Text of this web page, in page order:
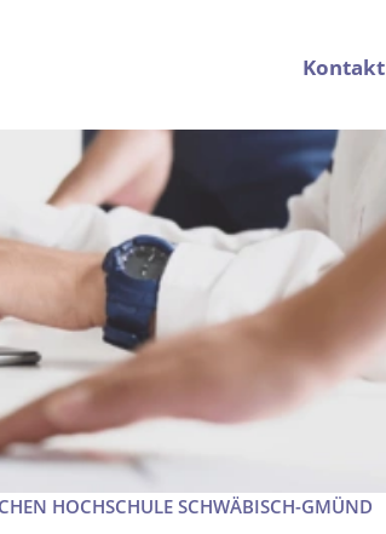
Kontakt
HOCHSCHULE SCHWÄBISCH-GMÜND